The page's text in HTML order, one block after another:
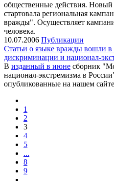
общественные действия.
стартовала региональная
вражды". Осуществляет
человека.
10.07.2006 Публикации
Статьи о языке вражды вошли
дискриминации и национал-
В изданный в июне сборник
национал-экстремизма в
опубликованные на нашем
1
2
3
4
5
...
8
9